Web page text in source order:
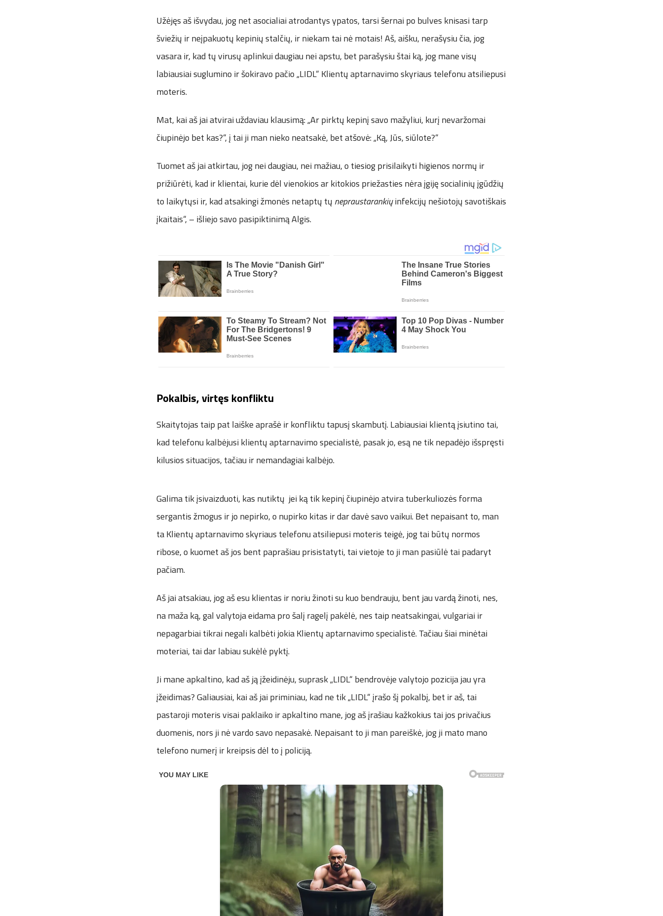
Užėjęs aš išvydau, jog net asocialiai atrodantys ypatos, tarsi šernai po bulves knisasi tarp
šviežių ir neįpakuotų kepinių stalčių, ir niekam tai nė motais! Aš, aišku, nerašysiu čia, jog
vasara ir, kad tų virusų aplinkui daugiau nei apstu, bet parašysiu štai ką, jog mane visų
labiausiai suglumino ir šokiravo pačio „LIDL“ Klientų aptarnavimo skyriaus telefonu atsiliepusi
moteris.
Mat, kai aš jai atvirai uždaviau klausimą: „Ar pirktų kepinį savo mažyliui, kurį nevaržomai
čiupinėjo bet kas?“, į tai ji man nieko neatsakė, bet atšovė: „Ką, Jūs, siūlote?“
Tuomet aš jai atkirtau, jog nei daugiau, nei mažiau, o tiesiog prisilaikyti higienos normų ir
prižiūrėti, kad ir klientai, kurie dėl vienokios ar kitokios priežasties nėra įgiję socialinių įgūdžių
to laikytųsi ir, kad atsakingi žmonės netaptų tų nepraustarankiųinfekcijų nešiotojų savotiškais
įkaitais“, – išliejo savo pasipiktinimą Algis.
Pokalbis, virtęs konfliktu
Skaitytojas taip pat laiške aprašė ir konfliktu tapusį skambutį. Labiausiai klientą įsiutino tai,
kad telefonu kalbėjusi klientų aptarnavimo specialistė, pasak jo, esą ne tik nepadėjo išspręsti
kilusios situacijos, tačiau ir nemandagiai kalbėjo.
Galima tik įsivaizduoti, kas nutiktų jei ką tik kepinį čiupinėjo atvira tuberkuliozės forma
sergantis žmogus ir jo nepirko, o nupirko kitas ir dar davė savo vaikui. Bet nepaisant to, man
ta Klientų aptarnavimo skyriaus telefonu atsiliepusi moteris teigė, jog tai būtų normos
ribose, o kuomet aš jos bent paprašiau prisistatyti, tai vietoje to ji man pasiūlė tai padaryt
pačiam.
Aš jai atsakiau, jog aš esu klientas ir noriu žinoti su kuo bendrauju, bent jau vardą žinoti, nes,
na maža ką, gal valytoja eidama pro šalį ragelį pakėlė, nes taip neatsakingai, vulgariai ir
nepagarbiai tikrai negali kalbėti jokia Klientų aptarnavimo specialistė. Tačiau šiai minėtai
moteriai, tai dar labiau sukėlė pyktį.
Ji mane apkaltino, kad aš ją įžeidinėju, suprask „LIDL“ bendrovėje valytojo pozicija jau yra
įžeidimas? Galiausiai, kai aš jai priminiau, kad ne tik „LIDL“ įrašo šį pokalbį, bet ir aš, tai
pastaroji moteris visai paklaiko ir apkaltino mane, jog aš įrašiau kažkokius tai jos privačius
duomenis, nors ji nė vardo savo nepasakė. Nepaisant to ji man pareiškė, jog ji mato mano
telefono numerį ir kreipsis dėl to į policiją.